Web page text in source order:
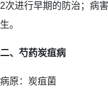
2次进行早期的防治；病
生。
二、芍药炭疽病
病原：炭疽菌